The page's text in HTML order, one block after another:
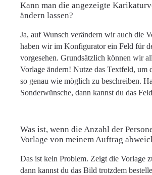
Kann man die angezeigte
ändern lassen?
Ja, auf Wunsch verändern wir auch die
haben wir im Konfigurator ein Feld für
vorgesehen. Grundsätzlich können wir
Vorlage ändern! Nutze das Textfeld, um
so genau wie möglich zu beschreiben.
Sonderwünsche, dann kannst du das
Was ist, wenn die Anzahl der
Vorlage von meinem Auftrag
Das ist kein Problem. Zeigt die Vorlage
dann kannst du das Bild trotzdem